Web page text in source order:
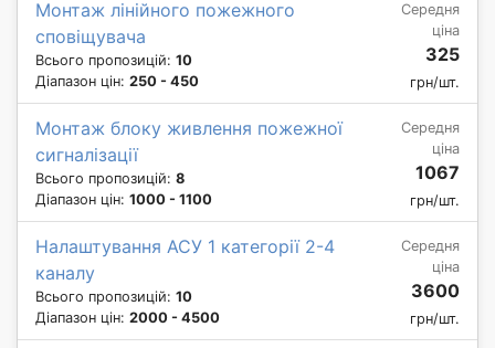
Монтаж лінійного пожежного
сповіщувача
Всього пропозицій: 10
Діапазон цін: 250 - 450
Середня
ціна
325
грн/шт.
Монтаж блоку живлення пожежної
сигналізації
Всього пропозицій: 8
Діапазон цін: 1000 - 1100
Середня
ціна
1067
грн/шт.
Налаштування АСУ 1 категорії 2-4
каналу
Всього пропозицій: 10
Діапазон цін: 2000 - 4500
Середня
ціна
3600
грн/шт.